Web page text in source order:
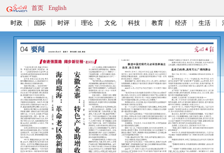
首页 English
时政 国际 时评 理论 文化 科技 教育 经济 生活